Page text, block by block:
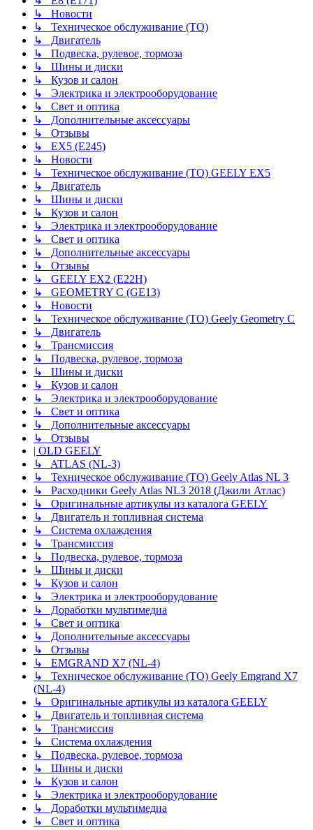
↳ Новости
↳ Техническое обслуживание (ТО)
↳ Двигатель
↳ Подвеска, рулевое, тормоза
↳ Шины и диски
↳ Кузов и салон
↳ Электрика и электрооборудование
↳ Свет и оптика
↳ Дополнительные аксессуары
↳ Отзывы
↳ EX5 (E245)
↳ Новости
↳ Техническое обслуживание (ТО) GEELY EX5
↳ Двигатель
↳ Шины и диски
↳ Кузов и салон
↳ Электрика и электрооборудование
↳ Свет и оптика
↳ Дополнительные аксессуары
↳ Отзывы
↳ GEELY EX2 (E22H)
↳ GEOMETRY C (GE13)
↳ Новости
↳ Техническое обслуживание (ТО) Geely Geometry C
↳ Двигатель
↳ Трансмиссия
↳ Подвеска, рулевое, тормоза
↳ Шины и диски
↳ Кузов и салон
↳ Электрика и электрооборудование
↳ Свет и оптика
↳ Дополнительные аксессуары
↳ Отзывы
| OLD GEELY
↳ ATLAS (NL-3)
↳ Техническое обслуживание (ТО) Geely Atlas NL 3
↳ Расходники Geely Atlas NL3 2018 (Джили Атлас)
↳ Оригинальные артикулы из каталога GEELY
↳ Двигатель и топливная система
↳ Система охлаждения
↳ Трансмиссия
↳ Подвеска, рулевое, тормоза
↳ Шины и диски
↳ Кузов и салон
↳ Электрика и электрооборудование
↳ Доработки мультимедиа
↳ Свет и оптика
↳ Дополнительные аксессуары
↳ Отзывы
↳ EMGRAND X7 (NL-4)
↳ Техническое обслуживание (ТО) Geely Emgrand X7
(NL-4)
↳ Оригинальные артикулы из каталога GEELY
↳ Двигатель и топливная система
↳ Трансмиссия
↳ Система охлаждения
↳ Подвеска, рулевое, тормоза
↳ Шины и диски
↳ Кузов и салон
↳ Электрика и электрооборудование
↳ Доработки мультимедиа
↳ Свет и оптика